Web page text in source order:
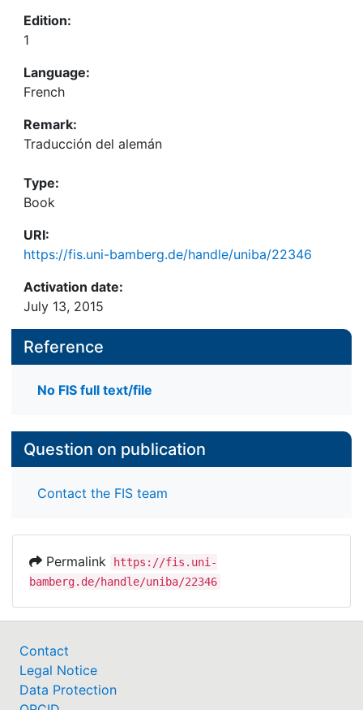
Edition:
1
Language:
French
Remark:
Traducción del alemán
Type:
Book
URI:
https://fis.uni-bamberg.de/handle/uniba/22346
Activation date:
July 13, 2015
Reference
No FIS full text/file
Question on publication
Contact the FIS team
Permalink
https://fis.uni-
bamberg.de/handle/uniba/22346
Contact
Legal Notice
Data Protection